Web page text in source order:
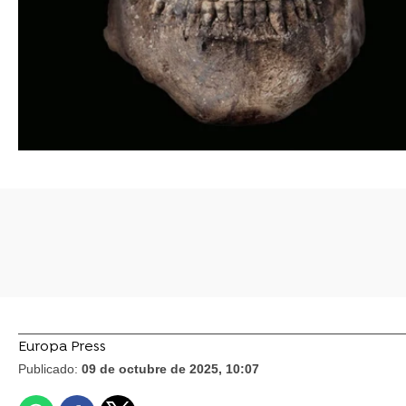
Europa Press
Publicado: 09 de octubre de 2025, 10:07